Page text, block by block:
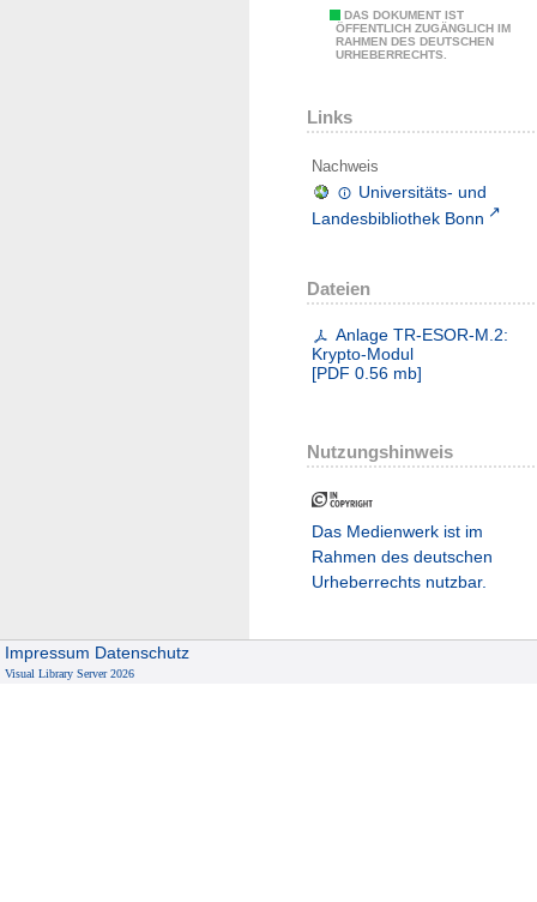
DAS DOKUMENT IST
ÖFFENTLICH ZUGÄNGLICH IM
RAHMEN DES DEUTSCHEN
URHEBERRECHTS.
Links
Nachweis
Universitäts- und
Landesbibliothek Bonn
Dateien
Anlage TR-ESOR-M.2:
Krypto-Modul
[PDF 0.56 mb]
Nutzungshinweis
Das Medienwerk ist im
Rahmen des deutschen
Urheberrechts nutzbar.
Impressum Datenschutz
Visual Library Server 2026